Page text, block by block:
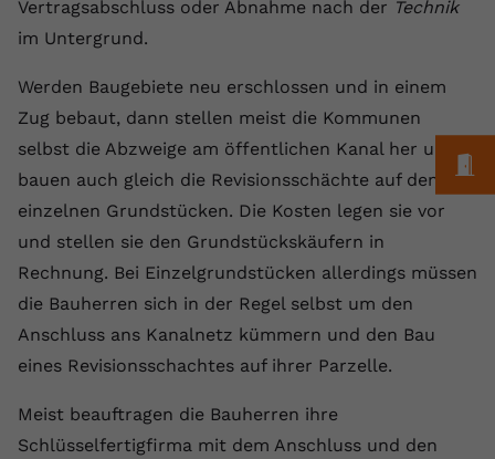
Vertragsabschluss oder Abnahme nach der Technik
im Untergrund.
Werden Baugebiete neu erschlossen und in einem
Zug bebaut, dann stellen meist die Kommunen
selbst die Abzweige am öffentlichen Kanal her und
bauen auch gleich die Revisionsschächte auf den
einzelnen Grundstücken. Die Kosten legen sie vor
und stellen sie den Grundstückskäufern in
Rechnung. Bei Einzelgrundstücken allerdings müssen
die Bauherren sich in der Regel selbst um den
Anschluss ans Kanalnetz kümmern und den Bau
eines Revisionsschachtes auf ihrer Parzelle.
Meist beauftragen die Bauherren ihre
Schlüsselfertigfirma mit dem Anschluss und den
Laufzeit 1 Jahr
Zweck
Einstellungen. Unter anderem eine
historische Speicherung Ihrer
vorgenommen Einstellungen, falls der
Webseiten-Betreiber dies eingestellt
Name fe_typo_user
Laufzeit Session
Zweck
Dieses Cookie wird verwendet, um die
Speicherung von
Zweck
wiederzuerkennen und statistische
Name _gcl au
Zweck
Wird von Google Ads für das
Conversion-Tracking verwendet, um
Werbeklicks der Nutzung auf unserer
Cookie-Informationen anzeigen
Wir verwenden auf unserer Website externe Inhalte,
um Ihnen zusätzliche Informationen anzubieten.
vuid
Anbieter vimeo.com
Zweck
Vimeo installiert dieses Cookie, um
Tracking-Informationen zu sammeln,
indem es eine eindeutige ID zum
setzt.
Cookie-Informationen anzeigen